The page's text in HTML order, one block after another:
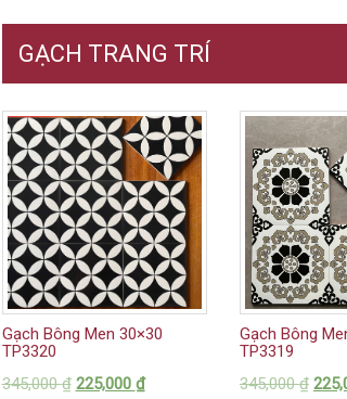
GẠCH TRANG TRÍ
Gạch Bông Men 30×30
TP3320
345,000₫ 225,000 ₫
Gạch Bông
TP3319
345,000₫